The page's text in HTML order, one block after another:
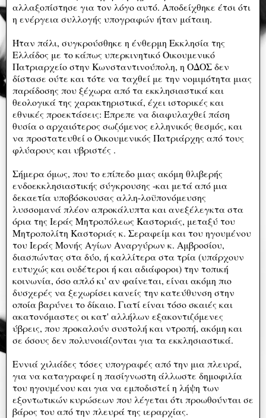
αλλαξοπίστησε για τον λόγο αυτό. Αποδείχθηκε έτσι ότι
η ενέργεια συλλογής υπογραφών ήταν μάταιη.
Ήταν πάλι, συγκρούσθηκε η ένθερμη Εκκλησία της
Ελλάδος με το κάπως υπερκινητικό Οικουμενικό
Πατριαρχείο στην Κωνσταντινούπολη, η ΟΔΟΣ δεν
δίστασε ούτε και τότε να ταχθεί με την νομιμότητα μιας
παράδοσης που ξέχωρα από τα εκκλησιαστικά και
θεολογικά της χαρακτηριστικά, έχει ιστορικές και
εθνικές προεκτάσεις: Έπρεπε να διαφυλαχθεί πάση
θυσία ο αρχαιότερος σωζόμενος ελληνικός θεσμός, και
να προστατευθεί ο Οικουμενικός Πατριάρχης από τους
φλύαρους και υβριστές .
Σήμερα όμως, που το επίπεδο μιας ακόμη θλιβερής
ενδοεκκλησιαστικής σύγκρουσης -και μετά από μια
δεκαετία υποβόσκουσας αλλη-λοϋπονόμευσης
λυσσομανά πλέον απροκάλυπτα και ανεξέλεγκτα στα
όρια της Ιεράς Μητροπόλεως Καστοριάς, μεταξύ του
Μητροπολίτη Καστοριάς κ. Σεραφείμ και του ηγουμένου
του Ιεράς Μονής Αγίων Αναργύρων κ. Αμβροσίου,
διασπώντας στα δύο, ή καλλίτερα στα τρία (υπάρχουν
ευτυχώς και ουδέτεροι ή και αδιάφοροι) την τοπική
κοινωνία, όσο απλό κι' αν φαίνεται, είναι ακόμη πιο
δυσχερές να ξεχωρίσει κανείς την κατεύθυνση στην
οποία βαρύνει το δίκαιο. Γιατί είναι τόσο σκαιές και
ακατονόμαστες οι κατ' αλλήλων εξακοντιζόμενες
ύβρεις, που προκαλούν συστολή και ντροπή, ακόμη και
σε όσους δεν πολυνοιάζονται για τα εκκλησιαστικά.
Εννιά χιλιάδες τόσες υπογραφές από την μια πλευρά,
για να καταγραφεί η πασίγνωστη άλλωστε δημοφιλία
του ηγουμένου και για να εμποδιστεί η λήψη των
εξοντωτικών κυρώσεων που λέγεται ότι προωθούνται σε
βάρος του από την πλευρά της ιεραρχίας.